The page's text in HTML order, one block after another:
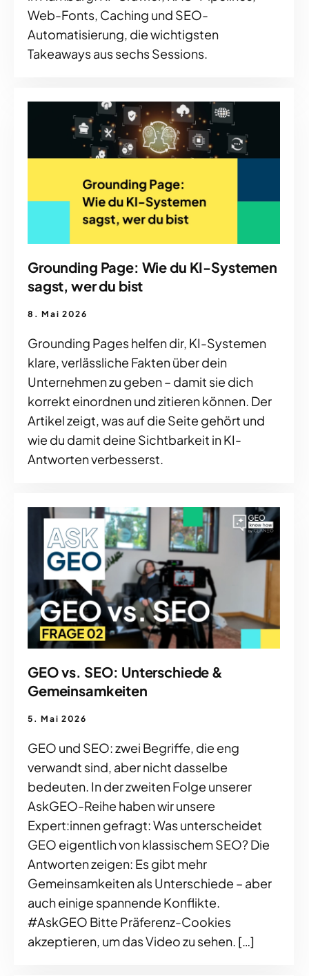
Web-Fonts, Caching und SEO-
Automatisierung, die wichtigsten
Takeaways aus sechs Sessions.
Grounding Page: Wie du KI-Systemen
sagst, wer du bist
8. Mai 2026
Grounding Pages helfen dir, KI-Systemen
klare, verlässliche Fakten über dein
Unternehmen zu geben – damit sie dich
korrekt einordnen und zitieren können. Der
Artikel zeigt, was auf die Seite gehört und
wie du damit deine Sichtbarkeit in KI-
Antworten verbesserst.
GEO vs. SEO: Unterschiede &
Gemeinsamkeiten
5. Mai 2026
GEO und SEO: zwei Begriffe, die eng
verwandt sind, aber nicht dasselbe
bedeuten. In der zweiten Folge unserer
AskGEO-Reihe haben wir unsere
Expert:innen gefragt: Was unterscheidet
GEO eigentlich von klassischem SEO? Die
Antworten zeigen: Es gibt mehr
Gemeinsamkeiten als Unterschiede – aber
auch einige spannende Konflikte.
#AskGEO Bitte Präferenz-Cookies
akzeptieren, um das Video zu sehen. […]